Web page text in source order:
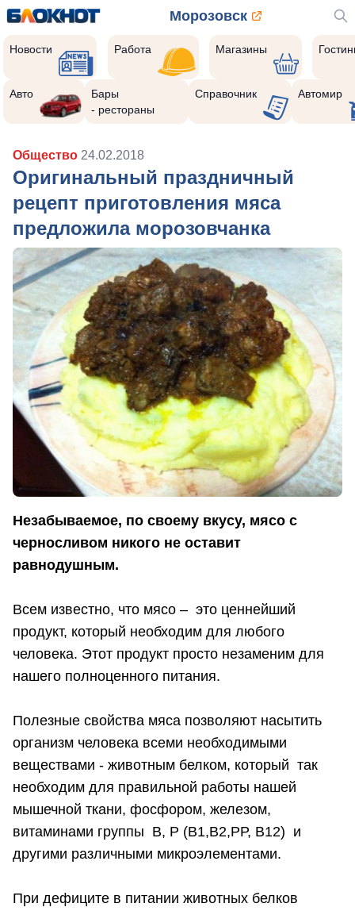
Морозовск
Новости Работа Магазины
Авто
Бары
- рестораны
Справочник Автомир
Общество 24.02.2018
Оригинальный праздничный
рецепт приготовления мяса
предложила морозовчанка
Незабываемое, по своему вкусу, мясо с
черносливом никого не оставит
равнодушным.
Всем известно, что мясо – это ценнейший
продукт, который необходим для любого
человека. Этот продукт просто незаменим для
нашего полноценного питания.
Полезные свойства мяса позволяют насытить
организм человека всеми необходимыми
веществами - животным белком, который так
необходим для правильной работы нашей
мышечной ткани, фосфором, железом,
витаминами группы В, Р (В1,В2,РР, В12) и
другими различными микроэлементами.
При дефиците в питании животных белков